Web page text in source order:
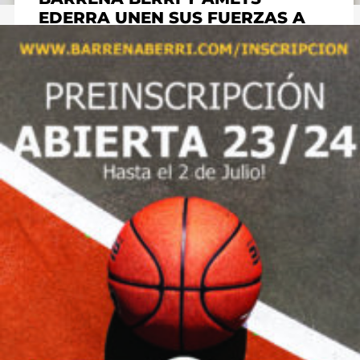
EDERRA UNEN SUS FUERZAS A
FAVOR DEL BASKET EN
ORTUELLA.
Queremos informaros que desde Amets Ederra y
Barrena Berri SK vamos a unir nuestras nuestras
fuerzas a favor del basket en Ortuella. Este
importante acuerdo ...
Leer más